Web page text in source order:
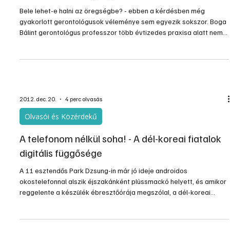
Bele lehet-e halni az öregségbe? - ebben a kérdésben még
gyakorlott gerontológusok véleménye sem egyezik sokszor. Boga
Bálint gerontológus professzor több évtizedes praxisa alatt nem
2012. dec. 20. 4 perc olvasás
Olvasói és Közérdekű
A telefonom nélkül soha! - A dél-koreai fiatalok
digitális függősége
A 11 esztendős Park Dzsung-in már jó ideje androidos
okostelefonnal alszik éjszakánként plüssmackó helyett, és amikor
reggelente a készülék ébresztőórája megszólal, a dél-koreai